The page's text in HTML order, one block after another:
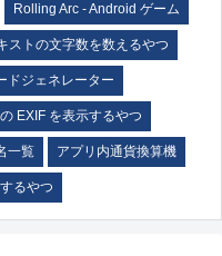
Rolling Arc - Android ゲーム
ストの文字数を数えるやつ
ドジェネレーター
EXIF を表示するやつ
一覧 アプリ内通貨換算機
るやつ